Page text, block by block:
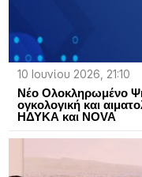
10 Ιουνίου 2026, 21:10
Νέο Ολοκληρωμένο
ογκολογική και
ΗΔΥΚΑ και NOVA